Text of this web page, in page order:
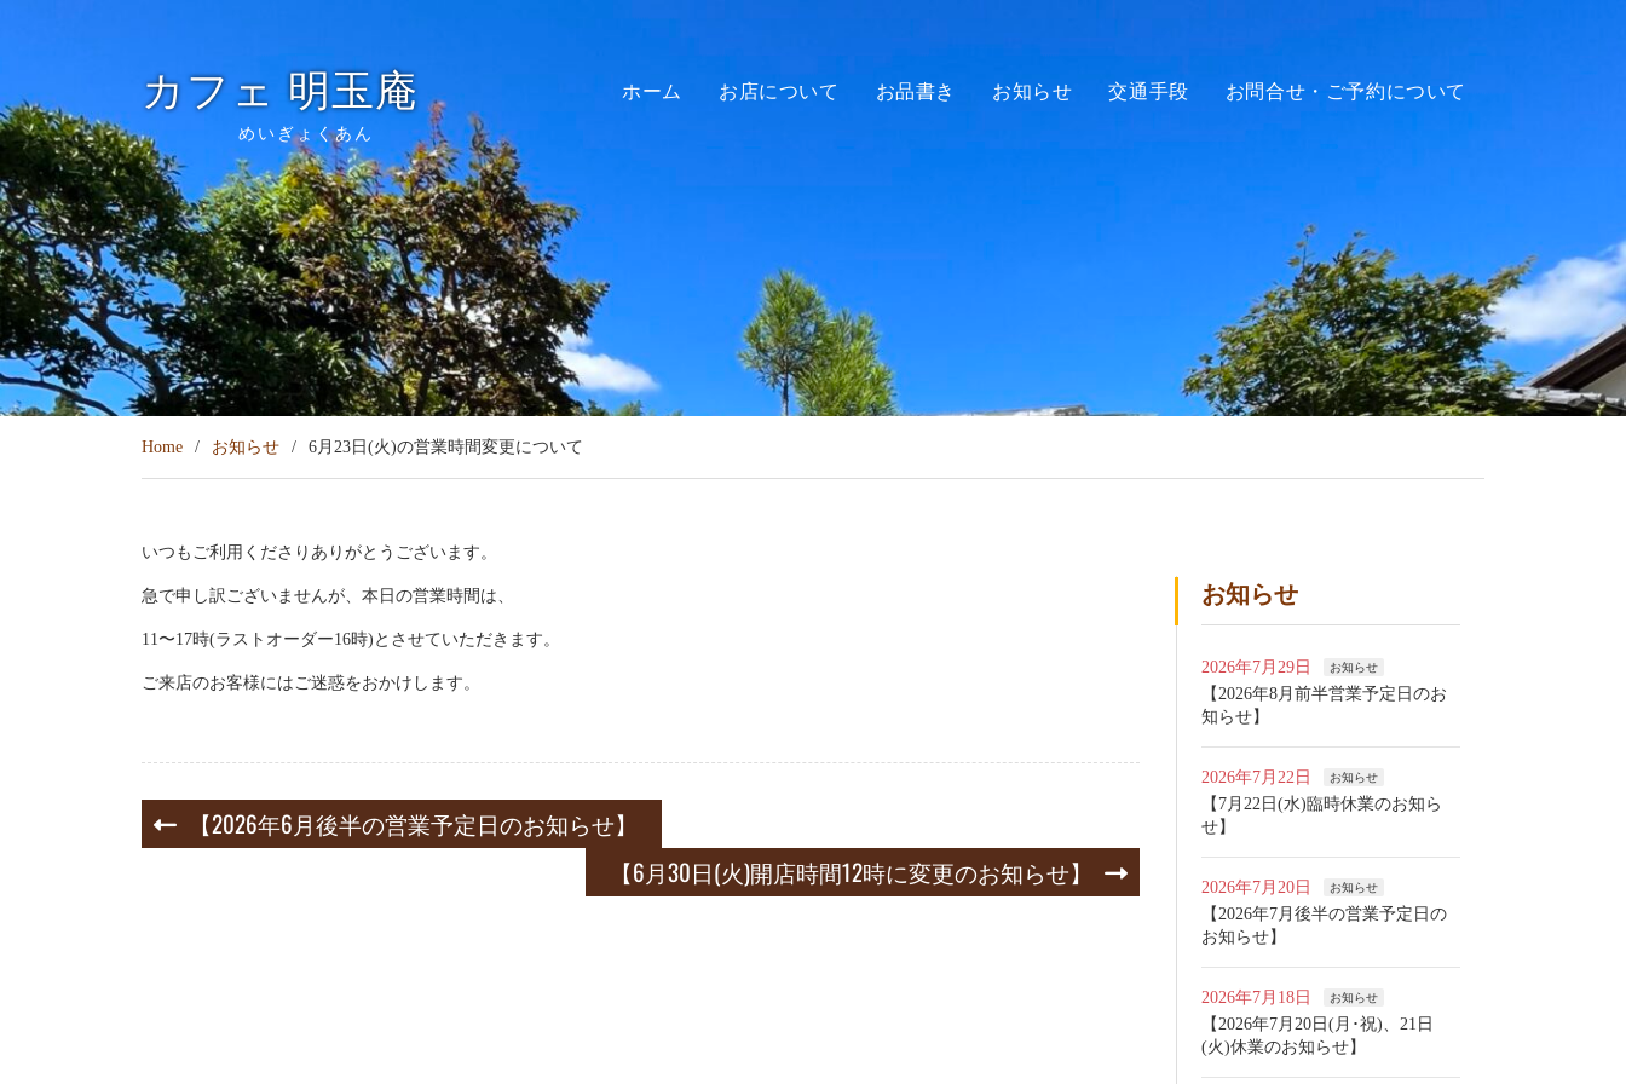
カフェ 明玉庵
めいぎょくあん
ホーム お店について お品書き お知らせ 交通手段 お問合せ・ご予約について
Home お知らせ 6月23日(火)の営業時間変更について
いつもご利用くださりありがとうございます。
急で申し訳ございませんが、本日の営業時間は、
11〜17時(ラストオーダー16時)とさせていただきます。
ご来店のお客様にはご迷惑をおかけします。
投
【2026年6月後半の営業予定日のお知らせ】
【6月30日(火)開店時間12時に変更のお知らせ】
お知らせ
2026年7月29日 お知らせ
【2026年8月前半営業予定日のお
知らせ】
2026年7月22日 お知らせ
【7月22日(水)臨時休業のお知ら
せ】
2026年7月20日 お知らせ
【2026年7月後半の営業予定日の
お知らせ】
2026年7月18日 お知らせ
【2026年7月20日(月･祝)、21日
(火)休業のお知らせ】